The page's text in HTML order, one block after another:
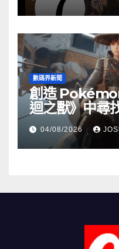
數碼界新聞
創造
迴之獸》中尋
04/08/2026